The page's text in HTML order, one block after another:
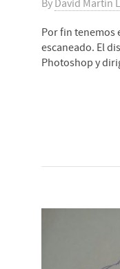
By David Martín
Por fin tenemos
escaneado. El
Photoshop y